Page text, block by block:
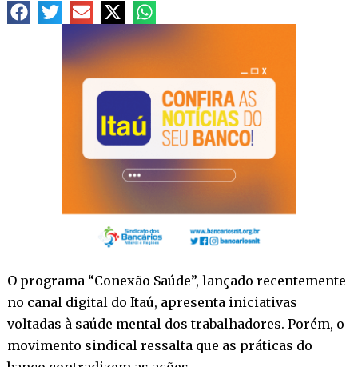
O programa “Conexão Saúde”, lançado recentemente
no canal digital do Itaú, apresenta iniciativas
voltadas à saúde mental dos trabalhadores. Porém, o
movimento sindical ressalta que as práticas do